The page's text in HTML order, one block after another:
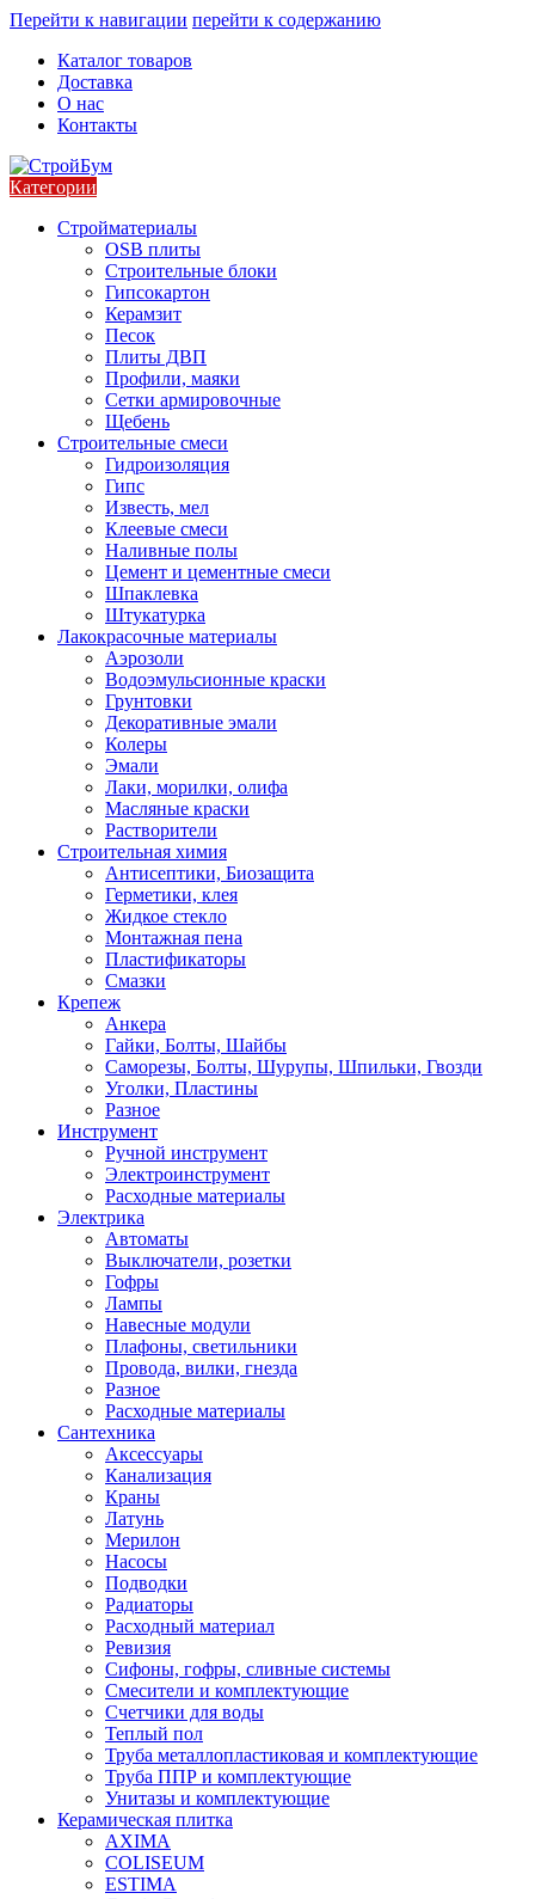
Перейти к навигации перейти к содержанию
Каталог товаров
Доставка
О нас
Контакты
Категории
Стройматериалы
OSB плиты
Строительные блоки
Гипсокартон
Керамзит
Песок
Плиты ДВП
Профили, маяки
Сетки армировочные
Щебень
Строительные смеси
Гидроизоляция
Гипс
Известь, мел
Клеевые смеси
Наливные полы
Цемент и цементные смеси
Шпаклевка
Штукатурка
Лакокрасочные материалы
Аэрозоли
Водоэмульсионные краски
Грунтовки
Декоративные эмали
Колеры
Эмали
Лаки, морилки, олифа
Масляные краски
Растворители
Строительная химия
Антисептики, Биозащита
Герметики, клея
Жидкое стекло
Монтажная пена
Пластификаторы
Смазки
Крепеж
Анкера
Гайки, Болты, Шайбы
Саморезы, Болты, Шурупы, Шпильки, Гвозди
Уголки, Пластины
Разное
Инструмент
Ручной инструмент
Электроинструмент
Расходные материалы
Электрика
Автоматы
Выключатели, розетки
Гофры
Лампы
Навесные модули
Плафоны, светильники
Провода, вилки, гнезда
Разное
Расходные материалы
Сантехника
Аксессуары
Канализация
Краны
Латунь
Мерилон
Насосы
Подводки
Радиаторы
Расходный материал
Ревизия
Сифоны, гофры, сливные системы
Смесители и комплектующие
Счетчики для воды
Теплый пол
Труба металлопластиковая и комплектующие
Труба ППР и комплектующие
Унитазы и комплектующие
Керамическая плитка
AXIMA
COLISEUM
ESTIMA